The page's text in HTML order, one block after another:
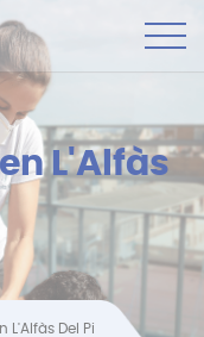
L'Alfàs
L'Alfàs Del Pi